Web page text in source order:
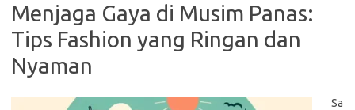
Menjaga Gaya di Musim Panas:
Tips Fashion yang Ringan dan
Nyaman
Sa